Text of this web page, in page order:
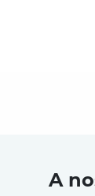
A